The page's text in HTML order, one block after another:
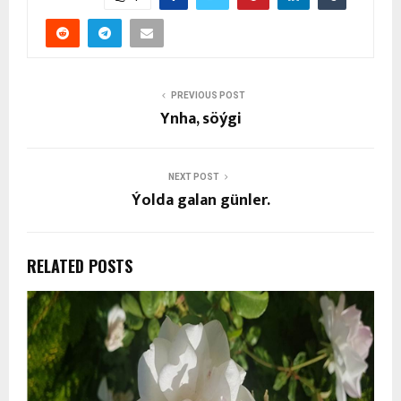
PREVIOUS POST
Ynha, söýgi
NEXT POST
Ýolda galan günler.
RELATED POSTS